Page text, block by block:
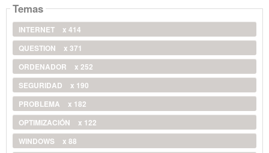
Temas
INTERNET
x 414
QUESTION
x 371
ORDENADOR
x 252
SEGURIDAD
x 190
PROBLEMA
x 182
OPTIMIZACIÓN
x 122
WINDOWS
x 88